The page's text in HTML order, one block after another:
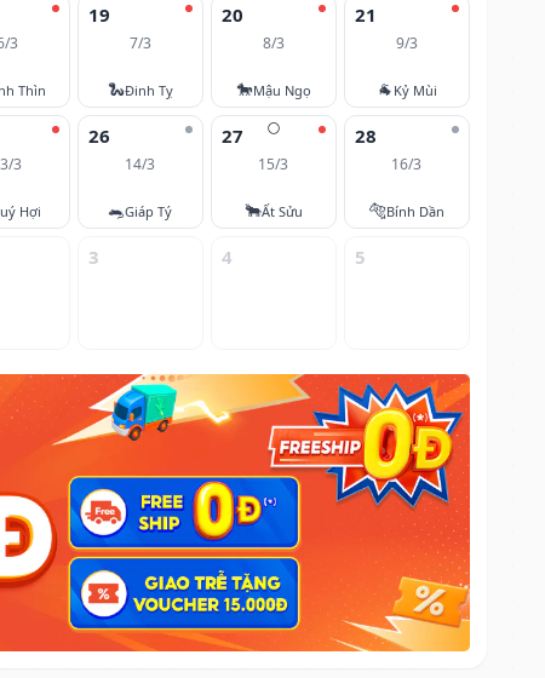
3
Thìn
19
7/3
🐍Đinh Tỵ
20
8/3
🐎Mậu Ngọ
21
9/3
🐐 Kỷ Mùi
3
Hợi
26
14/3
🐀Giáp Tý
🌕
27
15/3
🐂Ất Sửu
28
16/3
🐅Bính Dần
3 4 5